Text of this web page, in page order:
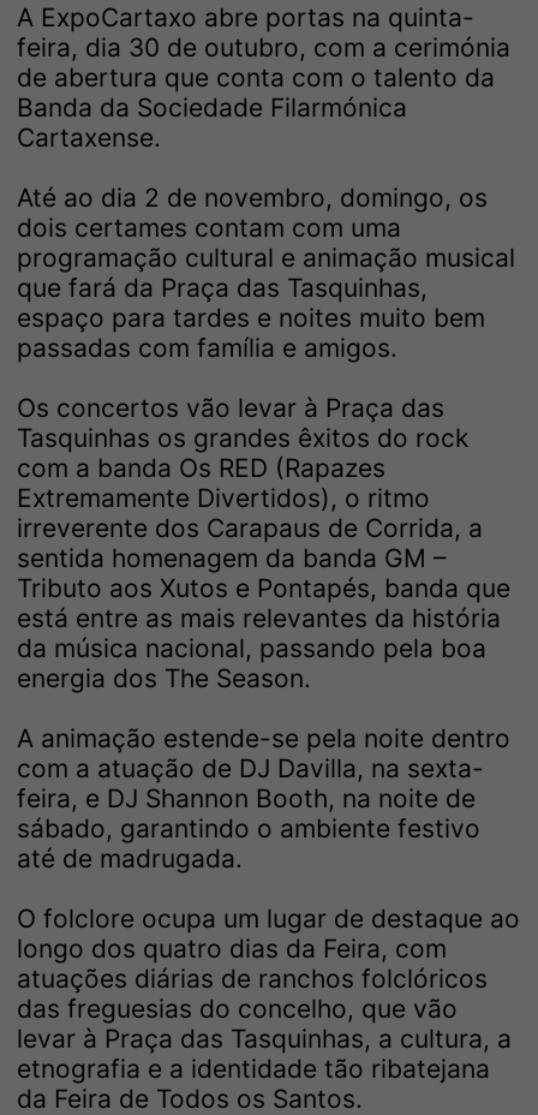
A ExpoCartaxo abre portas na quinta-
feira, dia 30 de outubro, com a cerimónia
de abertura que conta com o talento da
Banda da Sociedade Filarmónica
Cartaxense.
Até ao dia 2 de novembro, domingo, os
dois certames contam com uma
programação cultural e animação musical
que fará da Praça das Tasquinhas,
espaço para tardes e noites muito bem
passadas com família e amigos.
Os concertos vão levar à Praça das
Tasquinhas os grandes êxitos do rock
com a banda Os RED (Rapazes
Extremamente Divertidos), o ritmo
irreverente dos Carapaus de Corrida, a
sentida homenagem da banda GM –
Tributo aos Xutos e Pontapés, banda que
está entre as mais relevantes da história
da música nacional, passando pela boa
energia dos The Season.
A animação estende-se pela noite dentro
com a atuação de DJ Davilla, na sexta-
feira, e DJ Shannon Booth, na noite de
sábado, garantindo o ambiente festivo
até de madrugada.
O folclore ocupa um lugar de destaque ao
longo dos quatro dias da Feira, com
atuações diárias de ranchos folclóricos
das freguesias do concelho, que vão
levar à Praça das Tasquinhas, a cultura, a
etnografia e a identidade tão ribatejana
da Feira de Todos os Santos.